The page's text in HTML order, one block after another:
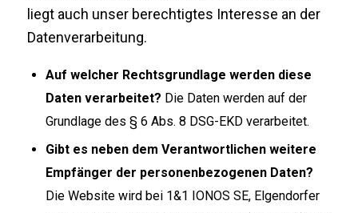
liegt auch unser berechtigtes Interesse an der
Datenverarbeitung.
Auf welcher Rechtsgrundlage werden diese
Daten verarbeitet? Die Daten werden auf der
Grundlage des § 6 Abs. 8 DSG-EKD verarbeitet.
Gibt es neben dem Verantwortlichen weitere
Empfänger der personenbezogenen Daten?
Die Website wird bei 1&1 IONOS SE, Elgendorfer